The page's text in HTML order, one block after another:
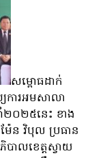
សម្ពោធដាក់
ការអមសាលា
ាំ២០២៥នេះ ខាង
ែន វិបុល ប្រធាន
ាលខេត្តស្វាយ